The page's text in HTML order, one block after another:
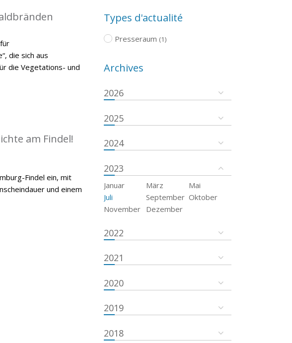
die sich aus
die Vegetations- und
am Findel!
Findel ein, mit
und einem
Types d'actualité
Presseraum (1)
Archives
2026
2025
2024
2023
Januar März
Mai
Juli
September Oktober
November
Dezember
2022
2021
2020
2019
2018